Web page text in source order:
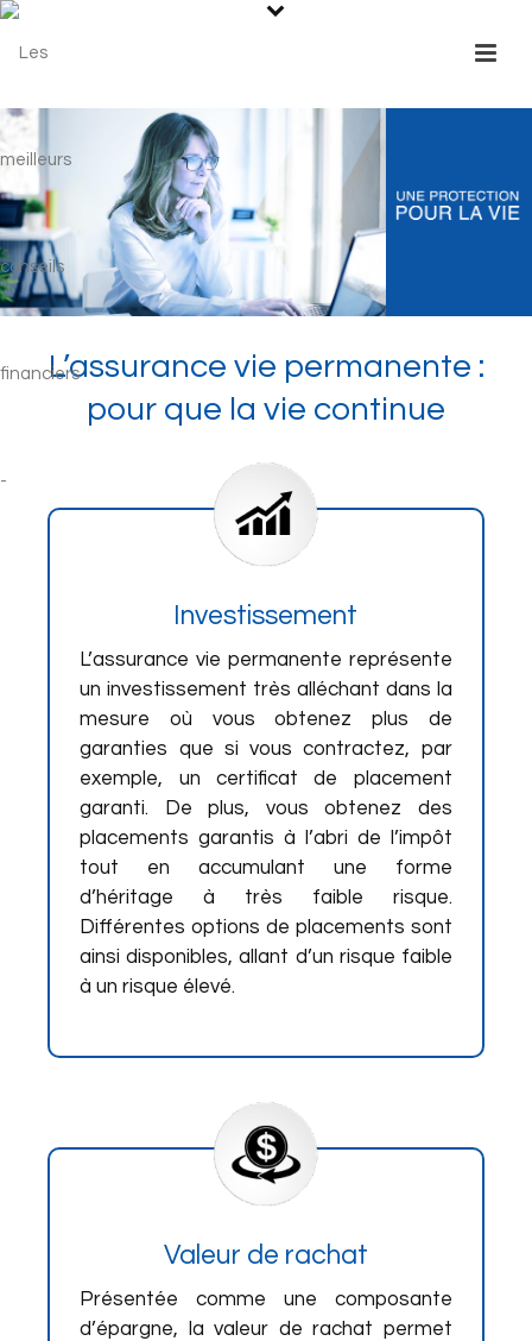
L’assurance vie permanente :
pour que la vie continue
Investissement
L’assurance vie permanente représente
un investissement très alléchant dans la
mesure où vous obtenez plus de
garanties que si vous contractez, par
exemple, un certificat de placement
garanti. De plus, vous obtenez des
placements garantis à l’abri de l’impôt
tout en accumulant une forme
d’héritage à très faible risque.
Différentes options de placements sont
ainsi disponibles, allant d’un risque faible
à un risque élevé.
Valeur de rachat
Présentée comme une composante
d’épargne, la valeur de rachat permet